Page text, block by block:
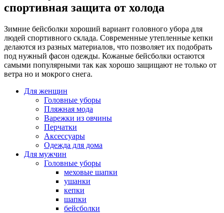
спортивная защита от холода
Зимние бейсболки хороший вариант головного убора для
людей спортивного склада. Современные утепленные кепки
делаются из разных материалов, что позволяет их подобрать
под нужный фасон одежды. Кожаные бейсболки остаются
самыми популярными так как хорошо защищают не только от
ветра но и мокрого снега.
Для женщин
Головные уборы
Пляжная мода
Варежки из овчины
Перчатки
Аксессуары
Одежда для дома
Для мужчин
Головные уборы
меховые шапки
ушанки
кепки
шапки
бейсболки